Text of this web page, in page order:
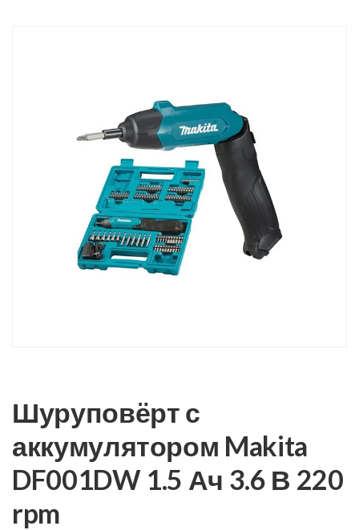
Шуруповёрт с
аккумулятором Makita
DF001DW 1.5 Ач 3.6 В 220
rpm